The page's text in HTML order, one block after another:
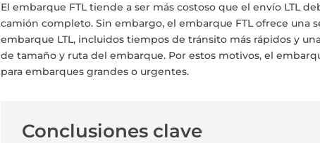
El embarque FTL tiende a ser más costoso que el envío LTL
camión completo. Sin embargo, el embarque FTL ofrece una
embarque LTL, incluidos tiempos de tránsito más rápidos y
de tamaño y ruta del embarque. Por estos motivos, el
para embarques grandes o urgentes.
Conclusiones clave